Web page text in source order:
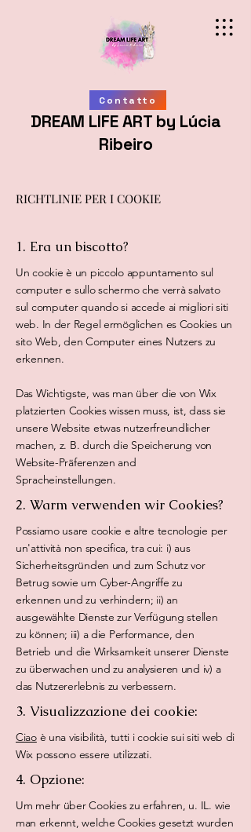
Contatto
DREAM LIFE ART by Lúcia
Ribeiro
RICHTLINIE PER I COOKIE
1. Era un biscotto?
Un cookie è un piccolo appuntamento sul
computer e sullo schermo che verrà salvato
sul computer quando si accede ai migliori siti
web. In der Regel ermöglichen es Cookies un
sito Web, den Computer eines Nutzers zu
erkennen.
Das Wichtigste, was man über die von Wix
platzierten Cookies wissen muss, ist, dass sie
unsere Website etwas nutzerfreundlicher
machen, z. B. durch die Speicherung von
Website-Präferenzen and
Spracheinstellungen.
2. Warm verwenden wir Cookies?
Possiamo usare cookie e altre tecnologie per
un'attività non specifica, tra cui: i) aus
Sicherheitsgründen und zum Schutz vor
Betrug sowie um Cyber-Angriffe zu
erkennen und zu verhindern; ii) an
ausgewählte Dienste zur Verfügung stellen
zu können; iii) a die Performance, den
Betrieb und die Wirksamkeit unserer Dienste
zu überwachen und zu analysieren und iv) a
das Nutzererlebnis zu verbessern.
3. Visualizzazione dei cookie:
Ciaoè una visibilità, tutti i cookie sui siti web di
Wix possono essere utilizzati.
4. Opzione:
Um mehr über Cookies zu erfahren, u. IL. wie
man erkennt, welche Cookies gesetzt wurden